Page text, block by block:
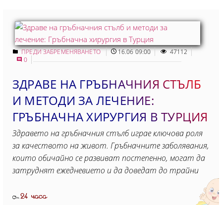
ПРЕДИ ЗАБРЕМЕНЯВАНЕТО 16.06 09:00
47112
0
ЗДРАВЕ НА ГРЪБНАЧНИЯ СТЪЛБ
И МЕТОДИ ЗА ЛЕЧЕНИЕ:
ГРЪБНАЧНА ХИРУРГИЯ В ТУРЦИЯ
Здравето на гръбначния стълб играе ключова роля
за качеството на живот. Гръбначните заболявания,
които обичайно се развиват постепенно, могат да
затруднят ежедневието и да доведат до трайни
От24 часа